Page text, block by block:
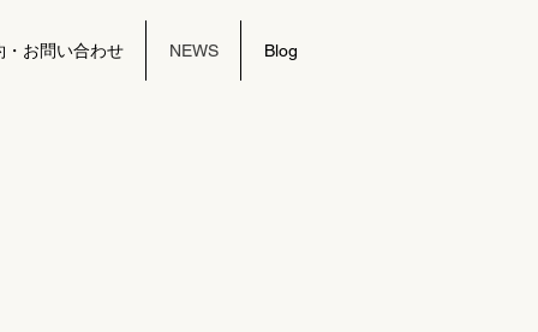
・お問い合わせ NEWS Blog